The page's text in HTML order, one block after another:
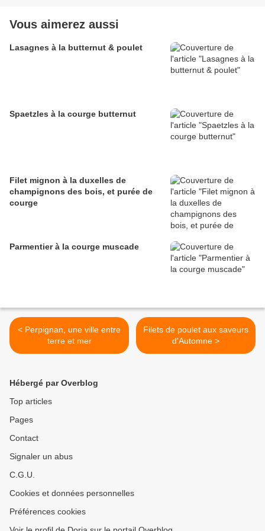
Vous aimerez aussi
Lasagnes à la butternut & poulet
Spaetzles à la courge butternut
Filet mignon à la duxelles de
champignons des bois, et purée de
courge
Parmentier à la courge muscade
< Perpignan, une ville entre
terre et mer
Filets de poulet aux saveurs
d'Automne >
Hébergé par Overblog
Top articles
Pages
Contact
Signaler un abus
C.G.U.
Cookies et données personnelles
Préférences cookies